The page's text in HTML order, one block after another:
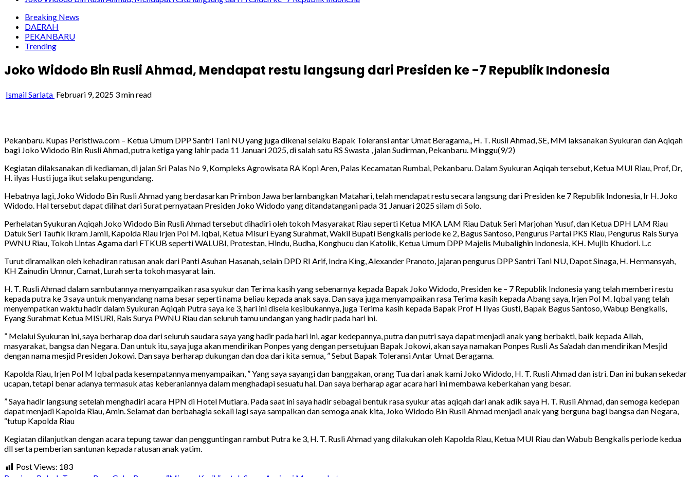
Breaking News
DAERAH
PEKANBARU
Trending
Joko Widodo Bin Rusli Ahmad, Mendapat restu langsung dari Presiden ke -7 Republik Indonesia
Ismail Sarlata Februari 9, 2025 3 min read
Pekanbaru. Kupas Peristiwa.com – Ketua Umum DPP Santri Tani NU yang juga dikenal selaku Bapak Toleransi antar Umat Beragama,, H. T. Rusli Ahmad, SE, MM laksanakan Syukuran dan Aqiqah
bagi Joko Widodo Bin Rusli Ahmad, putra ketiga yang lahir pada 11 Januari 2025, di salah satu RS Swasta , jalan Sudirman, Pekanbaru. Minggu(9/2)
Kegiatan dilaksanakan di kediaman, di jalan Sri Palas No 9, Kompleks Agrowisata RA Kopi Aren, Palas Kecamatan Rumbai, Pekanbaru. Dalam Syukuran Aqiqah tersebut, Ketua MUI Riau, Prof, Dr,
H. ilyas Husti juga ikut selaku pengundang.
Hebatnya lagi, Joko Widodo Bin Rusli Ahmad yang berdasarkan Primbon Jawa berlambangkan Matahari, telah mendapat restu secara langsung dari Presiden ke 7 Republik Indonesia, Ir H. Joko
Widodo. Hal tersebut dapat dilihat dari Surat pernyataan Presiden Joko Widodo yang ditandatangani pada 31 Januari 2025 silam di Solo.
Perhelatan Syukuran Aqiqah Joko Widodo Bin Rusli Ahmad tersebut dihadiri oleh tokoh Masyarakat Riau seperti Ketua MKA LAM Riau Datuk Seri Marjohan Yusuf, dan Ketua DPH LAM Riau
Datuk Seri Taufik Ikram Jamil, Kapolda Riau Irjen Pol M. iqbal, Ketua Misuri Eyang Surahmat, Wakil Bupati Bengkalis periode ke 2, Bagus Santoso, Pengurus Partai PKS Riau, Pengurus Rais Surya
PWNU Riau, Tokoh Lintas Agama dari FTKUB seperti WALUBI, Protestan, Hindu, Budha, Konghucu dan Katolik, Ketua Umum DPP Majelis Mubalighin Indonesia, KH. Mujib Khudori. L.c
Turut diramaikan oleh kehadiran ratusan anak dari Panti Asuhan Hasanah, selain DPD RI Arif, Indra King, Alexander Pranoto, jajaran pengurus DPP Santri Tani NU, Dapot Sinaga, H. Hermansyah,
KH Zainudin Umnur, Camat, Lurah serta tokoh masyarat lain.
H. T. Rusli Ahmad dalam sambutannya menyampaikan rasa syukur dan Terima kasih yang sebenarnya kepada Bapak Joko Widodo, Presiden ke – 7 Republik Indonesia yang telah memberi restu
kepada putra ke 3 saya untuk menyandang nama besar seperti nama beliau kepada anak saya. Dan saya juga menyampaikan rasa Terima kasih kepada Abang saya, Irjen Pol M. Iqbal yang telah
menyempatkan waktu hadir dalam Syukuran Aqiqah Putra saya ke 3, hari ini disela kesibukannya, juga Terima kasih kepada Bapak Prof H Ilyas Gusti, Bapak Bagus Santoso, Wabup Bengkalis,
Eyang Surahmat Ketua MISURI, Rais Surya PWNU Riau dan seluruh tamu undangan yang hadir pada hari ini.
” Melalui Syukuran ini, saya berharap doa dari seluruh saudara saya yang hadir pada hari ini, agar kedepannya, putra dan putri saya dapat menjadi anak yang berbakti, baik kepada Allah,
masyarakat, bangsa dan Negara. Dan untuk itu, saya juga akan mendirikan Ponpes yang dengan persetujuan Bapak Jokowi, akan saya namakan Ponpes Rusli As Sa’adah dan mendirikan Mesjid
dengan nama mesjid Presiden Jokowi. Dan saya berharap dukungan dan doa dari kita semua, ” Sebut Bapak Toleransi Antar Umat Beragama.
Kapolda Riau, Irjen Pol M Iqbal pada kesempatannya menyampaikan, ” Yang saya sayangi dan banggakan, orang Tua dari anak kami Joko Widodo, H. T. Rusli Ahmad dan istri. Dan ini bukan sekedar
ucapan, tetapi benar adanya termasuk atas keberaniannya dalam menghadapi sesuatu hal. Dan saya berharap agar acara hari ini membawa keberkahan yang besar.
” Saya hadir langsung setelah menghadiri acara HPN di Hotel Mutiara. Pada saat ini saya hadir sebagai bentuk rasa syukur atas aqiqah dari anak adik saya H. T. Rusli Ahmad, dan semoga kedepan
dapat menjadi Kapolda Riau, Amin. Selamat dan berbahagia sekali lagi saya sampaikan dan semoga anak kita, Joko Widodo Bin Rusli Ahmad menjadi anak yang berguna bagi bangsa dan Negara,
“tutup Kapolda Riau
Kegiatan dilanjutkan dengan acara tepung tawar dan pengguntingan rambut Putra ke 3, H. T. Rusli Ahmad yang dilakukan oleh Kapolda Riau, Ketua MUI Riau dan Wabub Bengkalis periode kedua
dll serta pemberian santunan kepada ratusan anak yatim.
Post Views: 183